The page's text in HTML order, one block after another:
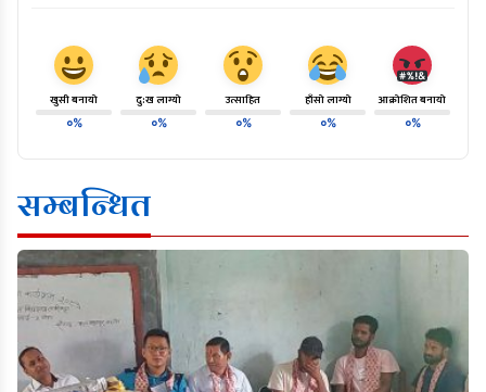
खुसी बनायो
०%
दु:ख लाग्यो
०%
उत्साहित
०%
हाँसो लाग्यो
०%
आक्रोशित बनायो
०%
सम्बन्धित